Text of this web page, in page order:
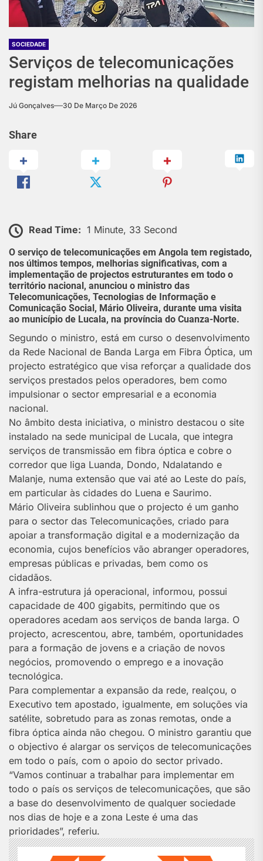
SOCIEDADE
Serviços de telecomunicações
registam melhorias na qualidade
Jú Gonçalves 30 De Março De 2026
Share
Read Time: 1 Minute, 33 Second
O serviço de telecomunicações em Angola tem registado,
nos últimos tempos, melhorias significativas, com a
implementação de projectos estruturantes em todo o
território nacional, anunciou o ministro das
Telecomunicações, Tecnologias de Informação e
Comunicação Social, Mário Oliveira, durante uma visita
ao município de Lucala, na província do Cuanza-Norte.
Segundo o ministro, está em curso o desenvolvimento
da Rede Nacional de Banda Larga em Fibra Óptica, um
projecto estratégico que visa reforçar a qualidade dos
serviços prestados pelos operadores, bem como
impulsionar o sector empresarial e a economia
nacional.
No âmbito desta iniciativa, o ministro destacou o site
instalado na sede municipal de Lucala, que integra
serviços de transmissão em fibra óptica e cobre o
corredor que liga Luanda, Dondo, Ndalatando e
Malanje, numa extensão que vai até ao Leste do país,
em particular às cidades do Luena e Saurimo.
Mário Oliveira sublinhou que o projecto é um ganho
para o sector das Telecomunicações, criado para
apoiar a transformação digital e a modernização da
economia, cujos benefícios vão abranger operadores,
empresas públicas e privadas, bem como os
cidadãos.
A infra-estrutura já operacional, informou, possui
capacidade de 400 gigabits, permitindo que os
operadores acedam aos serviços de banda larga. O
projecto, acrescentou, abre, também, oportunidades
para a formação de jovens e a criação de novos
negócios, promovendo o emprego e a inovação
tecnológica.
Para complementar a expansão da rede, realçou, o
Executivo tem apostado, igualmente, em soluções via
satélite, sobretudo para as zonas remotas, onde a
fibra óptica ainda não chegou. O ministro garantiu que
o objectivo é alargar os serviços de telecomunicações
em todo o país, com o apoio do sector privado.
“Vamos continuar a trabalhar para implementar em
todo o país os serviços de telecomunicações, que são
a base do desenvolvimento de qualquer sociedade
nos dias de hoje e a zona Leste é uma das
prioridades”, referiu.